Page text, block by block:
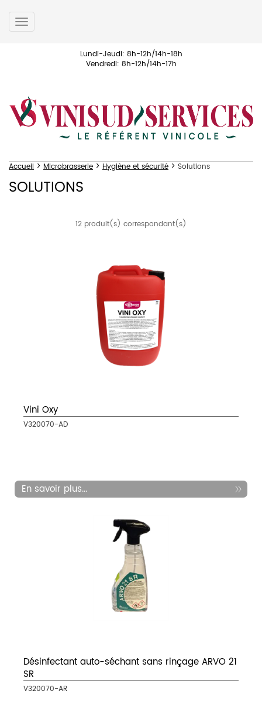
Toggle
navigation
Lundi-Jeudi: 8h-12h/14h-18h
Vendredi: 8h-12h/14h-17h
Accueil > Microbrasserie > Hygiène et sécurité > Solutions
SOLUTIONS
12 produit(s) correspondant(s)
Vini Oxy
V320070-AD
En savoir plus...
Désinfectant auto-séchant sans rinçage ARVO 21
SR
V320070-AR